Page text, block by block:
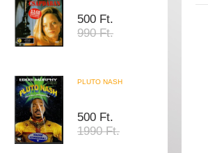
500 Ft.
990 Ft.
PLUTO NASH
500 Ft.
1990 Ft.